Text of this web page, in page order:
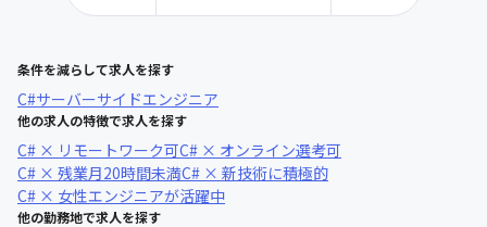
条件を減らして求人を探す
C#サーバーサイドエンジニア
他の求人の特徴で求人を探す
C# × リモートワーク可C# × オンライン選考可
C# × 残業月20時間未満C# × 新技術に積極的
C# × 女性エンジニアが活躍中
他の勤務地で求人を探す